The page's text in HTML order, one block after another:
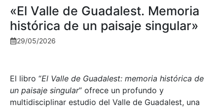
«El Valle de Guadalest. Memoria
histórica de un paisaje singular»
29/05/2026
El libro “El Valle de Guadalest: memoria histórica de
un paisaje singular” ofrece un profundo y
multidisciplinar estudio del Valle de Guadalest, una